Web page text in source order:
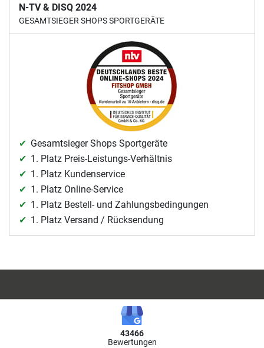
N-TV & DISQ 2024
GESAMTSIEGER SHOPS SPORTGERÄTE
Gesamtsieger Shops Sportgeräte
1. Platz Preis-Leistungs-Verhältnis
1. Platz Kundenservice
1. Platz Online-Service
1. Platz Bestell- und Zahlungsbedingungen
1. Platz Versand / Rücksendung
43466
Bewertungen